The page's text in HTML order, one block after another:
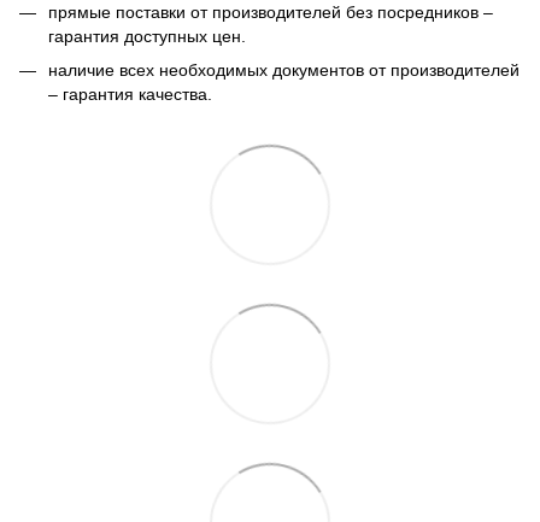
прямые поставки от производителей без посредников –
гарантия доступных цен.
наличие всех необходимых документов от производителей
– гарантия качества.